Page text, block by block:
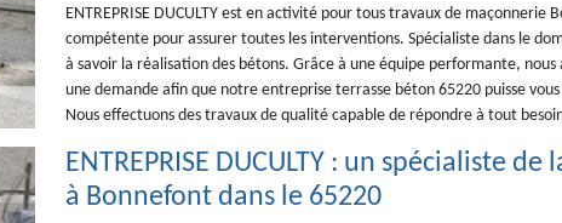
ENTREPRISE DUCULTY est en activité pour tous travaux de maçonnerie
compétente pour assurer toutes les interventions. Spécialiste dans le
à savoir la réalisation des bétons. Grâce à une équipe performante,
une demande afin que notre entreprise terrasse béton 65220 puisse
Nous effectuons des travaux de qualité capable de répondre à tout
ENTREPRISE DUCULTY : un spécialiste
à Bonnefont dans le 65220